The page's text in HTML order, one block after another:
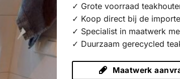
✓ Grote voorraad
✓ Koop direct bij de
✓ Specialist in maatwerk
✓ Duurzaam gerecycled
Maatwerk